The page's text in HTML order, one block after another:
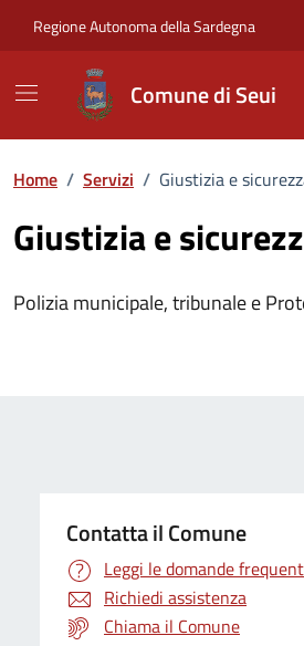
Regione Autonoma della Sardegna
Comune di Seui
Home / Servizi / Giustizia e
Giustizia e
Polizia municipale, tribunale e
Contatta il Comune
Leggi le domande
Richiedi assistenza
Chiama il Comune